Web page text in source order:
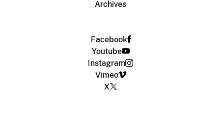
Archives
Facebook
Youtube
Instagram
Vimeo
X